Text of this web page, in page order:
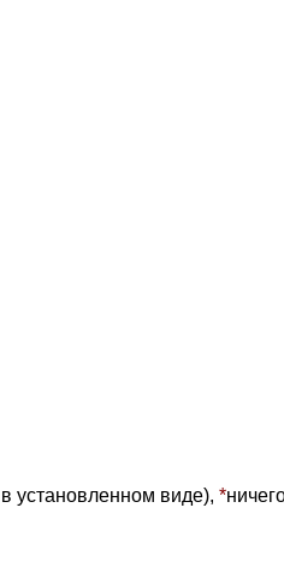
установленном виде), *